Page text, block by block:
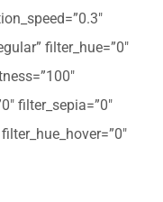
filter_hue=”0″
filter_sepia=”0″